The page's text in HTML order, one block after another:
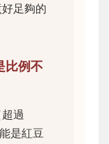
足夠的
比例不
過
是紅豆